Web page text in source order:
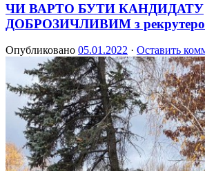
ЧИ ВАРТО БУТИ КАНДИДАТУ
ДОБРОЗИЧЛИВИМ з
Опубликовано 05.01.2022 · Оставить